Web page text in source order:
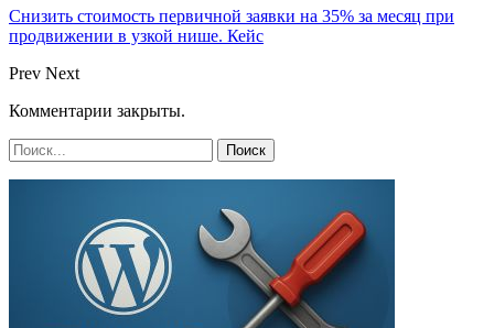
Снизить стоимость первичной заявки на 35% за месяц при
продвижении в узкой нише. Кейс
Prev Next
Комментарии закрыты.